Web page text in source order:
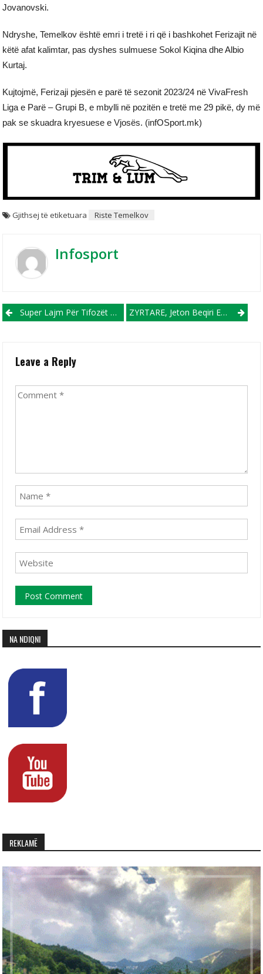
Jovanovski.
Ndryshe, Temelkov është emri i tretë i ri që i bashkohet Ferizajit në
këtë afat kalimtar, pas dyshes sulmuese Sokol Kiqina dhe Albio
Kurtaj.
Kujtojmë, Ferizaji pjesën e parë të sezonit 2023/24 në VivaFresh
Liga e Parë – Grupi B, e mbylli në pozitën e tretë me 29 pikë, dy më
pak se skuadra kryesuese e Vjosës. (infOSport.mk)
Gjithsej të etiketuara Riste Temelkov
Infosport
Post navigation
Super Lajm Për Tifozët E Interit, Martinez Nënshkruan Kontratë Afatgjate Me “zikaltërit” ZYRTARE, Jeton Beqiri Emërohet Trajner I Shkëndijës
Leave a Reply
NA NDIQNI
REKLAMË